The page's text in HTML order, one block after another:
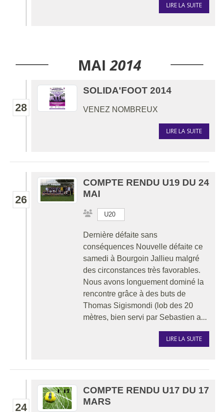
LIRE LA SUITE
MAI 2014
28
SOLIDA'FOOT 2014
VENEZ NOMBREUX
LIRE LA SUITE
26
COMPTE RENDU U19 DU 24
MAI
U20
Dernière défaite sans
conséquences Nouvelle défaite ce
samedi à Bourgoin Jallieu malgré
des circonstances très favorables.
Nous avons longuement dominé la
rencontre grâce à des buts de
Thomas Sigismondi (lob des 20
mètres, bien servi par Sebastien a...
LIRE LA SUITE
24
COMPTE RENDU U17 DU 17
MARS